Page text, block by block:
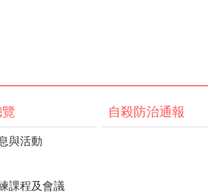
與活動
課程及會議
自殺防治通報